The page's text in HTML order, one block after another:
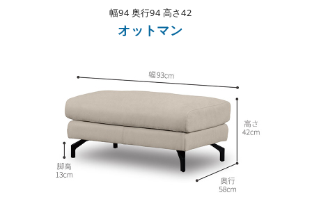
幅94 奥行94 高さ42
オットマン